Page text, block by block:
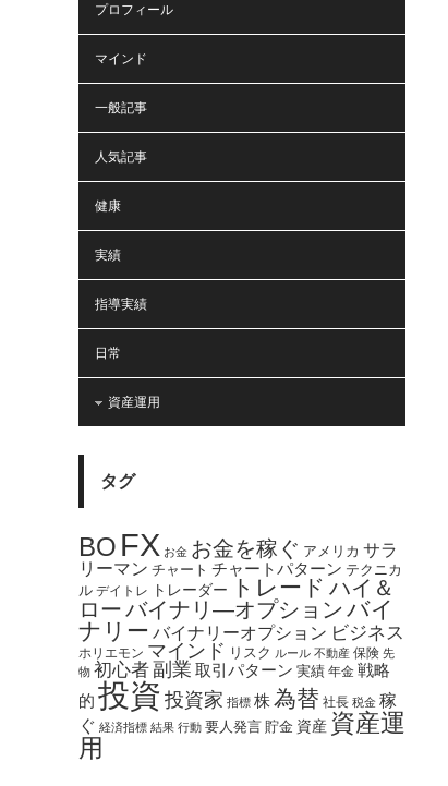
プロフィール
マインド
一般記事
人気記事
健康
実績
指導実績
日常
資産運用
タグ
BO FX お金 お金を稼ぐ アメリカ サラ
リーマン チャート チャートパターン テクニカ
ル デイトレ トレーダー トレード ハイ＆
ローバイナリ―オプションバイ
ナリー バイナリーオプション ビジネス
ホリエモン マインド リスク ルール 不動産 保険 先
物 初心者副業 取引パターン 実績 年金 戦略
的 投資 投資家 指標 株為替 社長 税金 稼
ぐ 経済指標 結果 行動 要人発言 貯金 資産 資産運
用